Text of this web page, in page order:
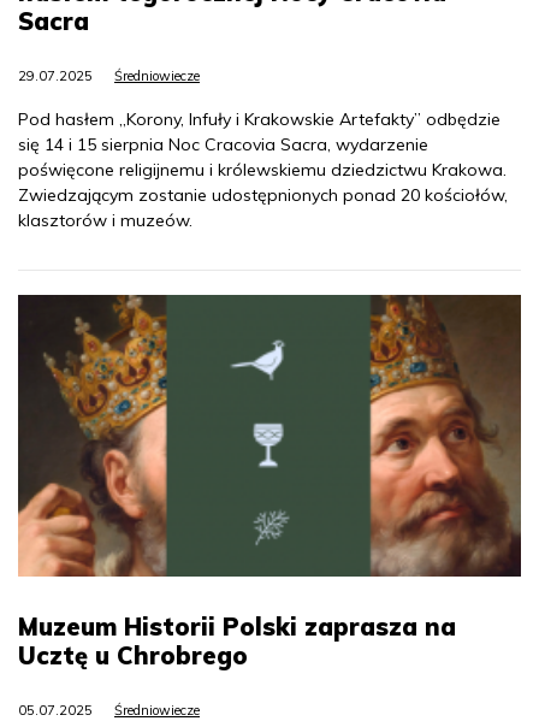
Sacra
29.07.2025 Średniowiecze
Pod hasłem „Korony, Infuły i Krakowskie Artefakty” odbędzie
się 14 i 15 sierpnia Noc Cracovia Sacra, wydarzenie
poświęcone religijnemu i królewskiemu dziedzictwu Krakowa.
Zwiedzającym zostanie udostępnionych ponad 20 kościołów,
klasztorów i muzeów.
Muzeum Historii Polski zaprasza na
Ucztę u Chrobrego
05.07.2025 Średniowiecze